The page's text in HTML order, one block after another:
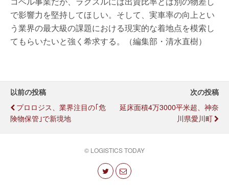
で影響力を堅持してほしい。そして、実車率の向上とい
う業界の最大級の課題における現実的な着地点を模索し
てもらいたいと強く希求する。（編集部・清水直樹）
以前の投稿
プロロジス、業界注目の｢危
険物保管｣で新境地
次の投稿
延床面積4万3000平米超、神奈
川県愛川町
© LOGISTICS TODAY